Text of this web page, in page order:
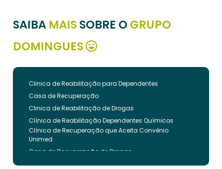
SAIBA MAISSOBRE OGRUPO
DOMINGUES
Clinica de Reabilitação para Dependentes
Casa de Recuperação
Clinica de Reabilitação de Drogas
Clínica de Reabilitação Dependentes Químicos
Clínica de Recuperação que Aceita Convênio
Unimed
Casa de Recuperação de Drogas
Clínica de Reabilitação de Dependentes Químicos